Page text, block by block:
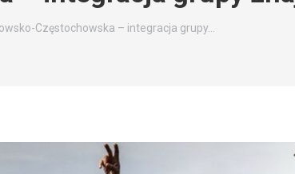
Częstochowska – integracja grupy…